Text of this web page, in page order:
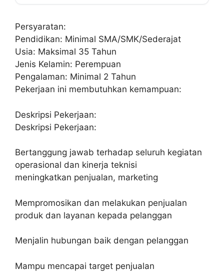
Persyaratan:
Pendidikan: Minimal SMA/SMK/Sederajat
Usia: Maksimal 35 Tahun
Jenis Kelamin: Perempuan
Pengalaman: Minimal 2 Tahun
Pekerjaan ini membutuhkan kemampuan:
Deskripsi Pekerjaan:
Deskripsi Pekerjaan:
Bertanggung jawab terhadap seluruh kegiatan
operasional dan kinerja teknisi
meningkatkan penjualan, marketing
Mempromosikan dan melakukan penjualan
produk dan layanan kepada pelanggan
Menjalin hubungan baik dengan pelanggan
Mampu mencapai target penjualan